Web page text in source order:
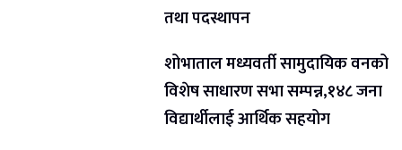
तथा पदस्थापन
शोभाताल मध्यवर्ती सामुदायिक वनको
विशेष साधारण सभा सम्पन्न,१४८ जना
विद्यार्थीलाई आर्थिक सहयोग